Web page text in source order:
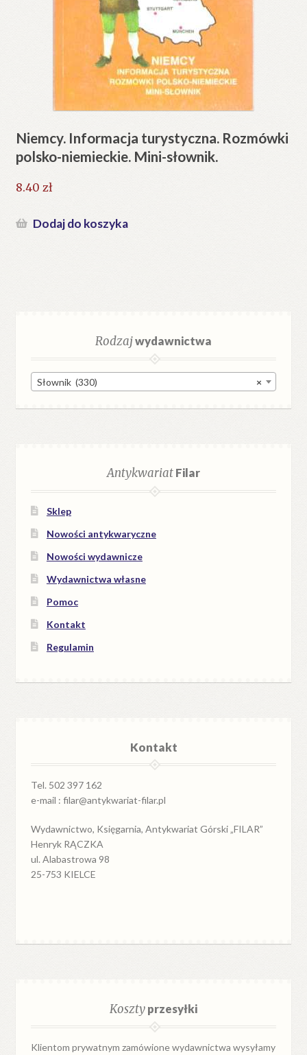
Niemcy. Informacja turystyczna. Rozmówki
polsko-niemieckie. Mini-słownik.
8.40 zł
Dodaj do koszyka
Rodzajwydawnictwa
×
Słownik (330)
AntykwariatFilar
Sklep
Nowości antykwaryczne
Nowości wydawnicze
Wydawnictwa własne
Pomoc
Kontakt
Regulamin
Kontakt
Tel. 502 397 162
e-mail : filar@antykwariat-filar.pl
Wydawnictwo, Księgarnia, Antykwariat Górski „FILAR”
Henryk RĄCZKA
ul. Alabastrowa 98
25-753 KIELCE
Kosztyprzesyłki
Klientom prywatnym zamówione wydawnictwa wysyłamy